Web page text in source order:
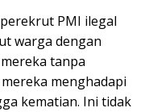
PMI ilegal
warga dengan
tanpa
menghadapi
kematian. Ini tidak